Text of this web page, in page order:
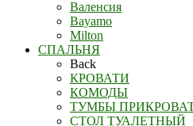
Валенсия
Bayamo
Milton
СПАЛЬНЯ
Back
КРОВАТИ
КОМОДЫ
ТУМБЫ
СТОЛ ТУАЛЕТНЫЙ